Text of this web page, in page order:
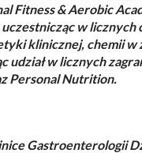
Fitness & Aerobic
w licznych
klinicznej, chemii w
udział w licznych
Personal Nutrition.
Gastroenterologii